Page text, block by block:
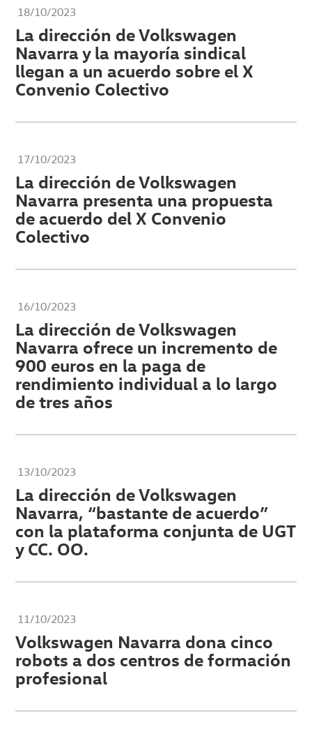
18/10/2023
La dirección de Volkswagen
Navarra y la mayoría sindical
llegan a un acuerdo sobre el X
Convenio Colectivo
17/10/2023
La dirección de Volkswagen
Navarra presenta una propuesta
de acuerdo del X Convenio
Colectivo
16/10/2023
La dirección de Volkswagen
Navarra ofrece un incremento de
900 euros en la paga de
rendimiento individual a lo largo
de tres años
13/10/2023
La dirección de Volkswagen
Navarra, “bastante de acuerdo”
con la plataforma conjunta de UGT
y CC. OO.
11/10/2023
Volkswagen Navarra dona cinco
robots a dos centros de formación
profesional